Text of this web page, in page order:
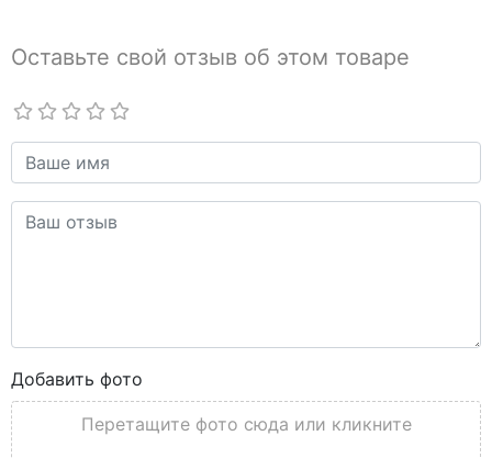
Оставьте свой отзыв об этом товаре
Добавить фото
Перетащите фото сюда или кликните